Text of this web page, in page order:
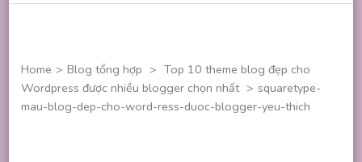
Home > Blog tổng hợp > Top 10 theme blog đẹp cho
Wordpress được nhiều blogger chọn nhất > squaretype-
mau-blog-dep-cho-word-ress-duoc-blogger-yeu-thich